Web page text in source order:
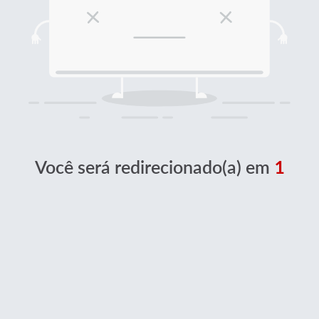
Você será redirecionado(a) em 1